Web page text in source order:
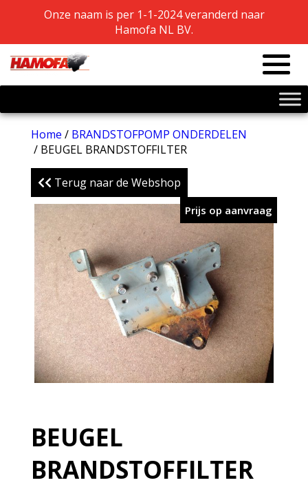
Onze naam is per 1-1-2024 veranderd naar
Hamofa NL BV.
Onze naam is per 1-1-2024 veranderd naar
Hamofa NL BV.
Home / BRANDSTOFPOMP ONDERDELEN
/ BEUGEL BRANDSTOFFILTER
Terug naar de Webshop
BEUGEL
BRANDSTOFFILTER
Prijs op aanvraag